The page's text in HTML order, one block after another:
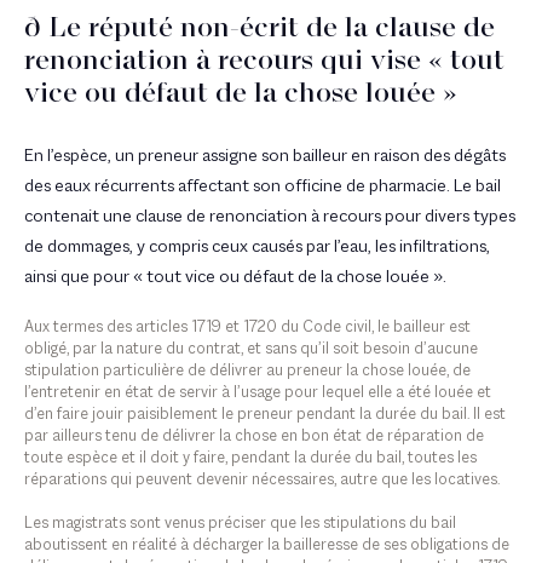
ð Le réputé non-écrit de la clause de
renonciation à recours qui vise « tout
vice ou défaut de la chose louée »
En l’espèce, un preneur assigne son bailleur en raison des dégâts
des eaux récurrents affectant son officine de pharmacie. Le bail
contenait une clause de renonciation à recours pour divers types
de dommages, y compris ceux causés par l’eau, les infiltrations,
ainsi que pour « tout vice ou défaut de la chose louée ».
Aux termes des articles 1719 et 1720 du Code civil, le bailleur est
obligé, par la nature du contrat, et sans qu’il soit besoin d’aucune
stipulation particulière de délivrer au preneur la chose louée, de
l’entretenir en état de servir à l’usage pour lequel elle a été louée et
d’en faire jouir paisiblement le preneur pendant la durée du bail. Il est
par ailleurs tenu de délivrer la chose en bon état de réparation de
toute espèce et il doit y faire, pendant la durée du bail, toutes les
réparations qui peuvent devenir nécessaires, autre que les locatives.
Les magistrats sont venus préciser que les stipulations du bail
aboutissent en réalité à décharger la bailleresse de ses obligations de